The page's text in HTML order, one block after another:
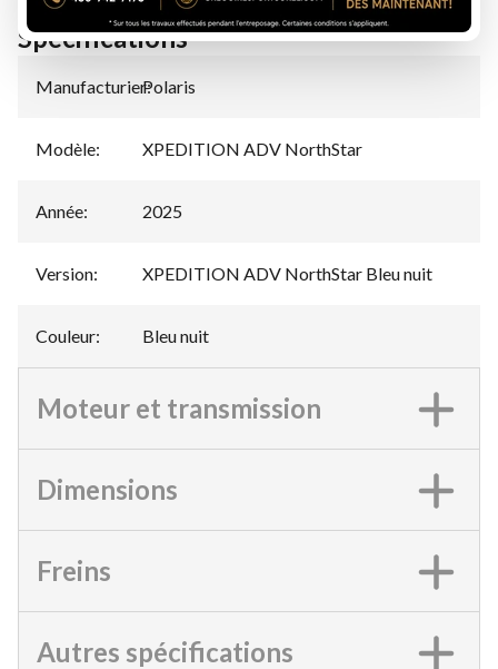
Spécifications
Manufacturier:
Polaris
Modèle: XPEDITION ADV NorthStar
Année: 2025
Version: XPEDITION ADV NorthStar Bleu nuit
Couleur: Bleu nuit
Moteur et transmission
Dimensions
Freins
Autres spécifications